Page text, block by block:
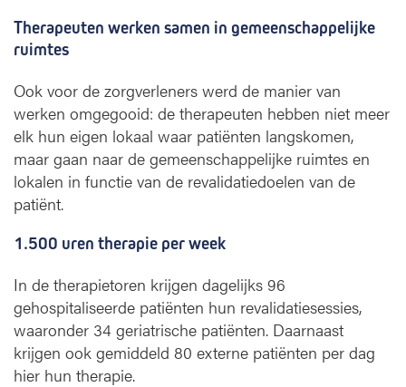
Therapeuten werken samen in gemeenschappelijke
ruimtes
Ook voor de zorgverleners werd de manier van
werken omgegooid: de therapeuten hebben niet meer
elk hun eigen lokaal waar patiënten langskomen,
maar gaan naar de gemeenschappelijke ruimtes en
lokalen in functie van de revalidatiedoelen van de
patiënt.
1.500 uren therapie per week
In de therapietoren krijgen dagelijks 96
gehospitaliseerde patiënten hun revalidatiesessies,
waaronder 34 geriatrische patiënten. Daarnaast
krijgen ook gemiddeld 80 externe patiënten per dag
hier hun therapie.